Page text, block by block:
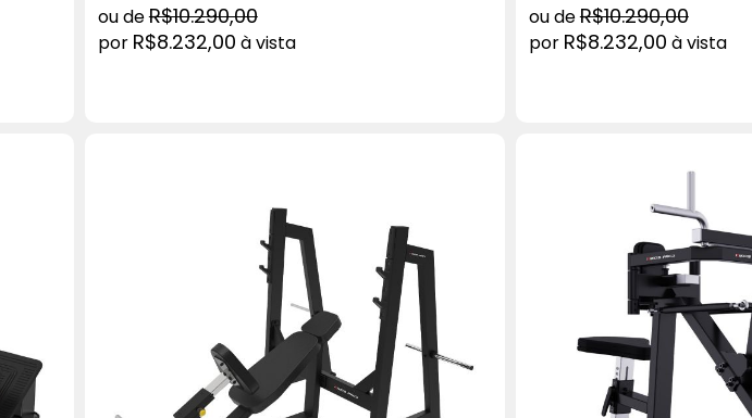
R$10.290,00
R$8.232,00 à vista
R$10.290,00
R$8.232,00 à vista